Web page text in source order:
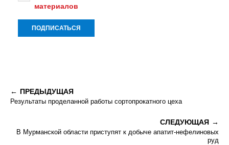
материалов
ПРЕДЫДУЩАЯ
Результаты проделанной работы сортопрокатного цеха
СЛЕДУЮЩАЯ
В Мурманской области приступят к добыче апатит-нефелиновых
руд